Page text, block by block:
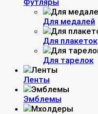
Футляры
Для медалей
Для плакеток
Для тарелок
Ленты
Эмблемы